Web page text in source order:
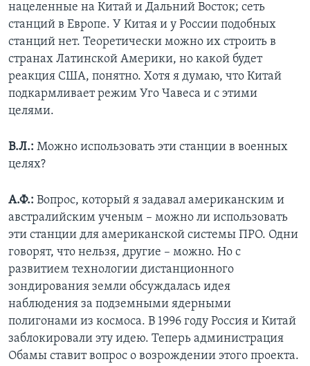
нацеленные на Китай и Дальний Восток; сеть
станций в Европе. У Китая и у России подобных
станций нет. Теоретически можно их строить в
странах Латинской Америки, но какой будет
реакция США, понятно. Хотя я думаю, что Китай
подкармливает режим Уго Чавеса и с этими
целями.
В.Л.: Можно использовать эти станции в военных
целях?
А.Ф.: Вопрос, который я задавал американским и
австралийским ученым – можно ли использовать
эти станции для американской системы ПРО. Одни
говорят, что нельзя, другие – можно. Но с
развитием технологии дистанционного
зондирования земли обсуждалась идея
наблюдения за подземными ядерными
полигонами из космоса. В 1996 году Россия и Китай
заблокировали эту идею. Теперь администрация
Обамы ставит вопрос о возрождении этого проекта.